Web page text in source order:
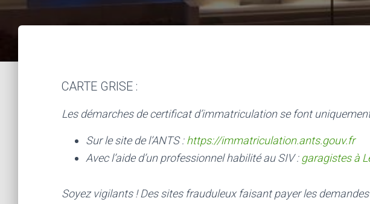
CARTE GRISE :
Les démarches de certificat d’immatriculation se font
Sur le site de l’ANTS :https://immatriculation.ants.gouv.fr
Avec l’aide d’un professionnel habilité au SIV : garagistes à
Soyez vigilants ! Des sites frauduleux faisant payer les